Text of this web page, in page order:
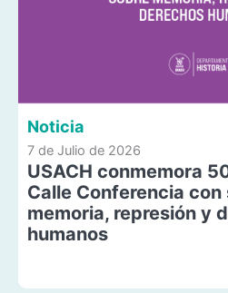
Noticia
7 de Julio de 2026
USACH conmemora
Calle Conferencia
memoria, represión y
humanos